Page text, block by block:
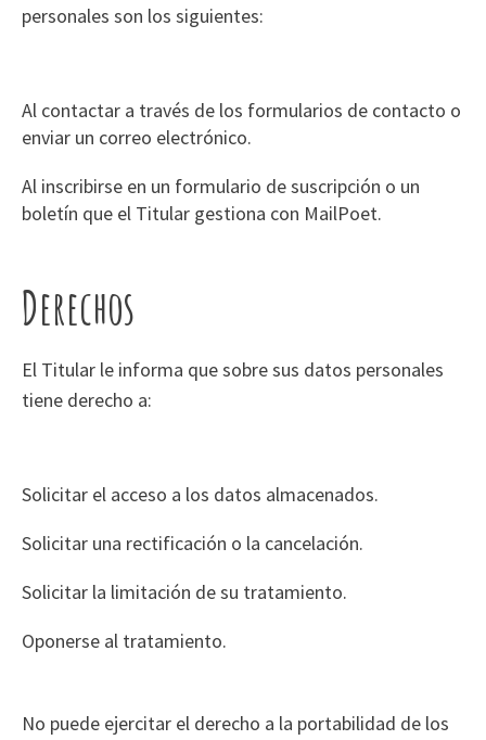
personales son los siguientes:
Al contactar a través de los formularios de contacto o
enviar un correo electrónico.
Al inscribirse en un formulario de suscripción o un
boletín que el Titular gestiona con MailPoet.
Derechos
El Titular le informa que sobre sus datos personales
tiene derecho a:
Solicitar el acceso a los datos almacenados.
Solicitar una rectificación o la cancelación.
Solicitar la limitación de su tratamiento.
Oponerse al tratamiento.
No puede ejercitar el derecho a la portabilidad de los